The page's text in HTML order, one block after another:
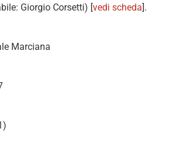
Giorgio Corsetti) [vedi scheda].
Marciana